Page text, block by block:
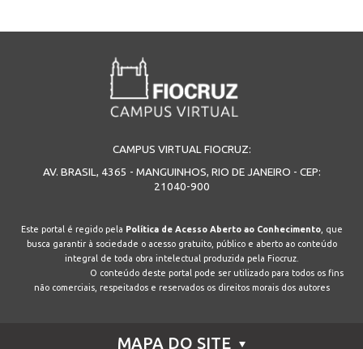
CAMPUS VIRTUAL FIOCRUZ:
AV. BRASIL, 4365 - MANGUINHOS, RIO DE JANEIRO - CEP:
21040-900
Este portal é regido pela Política de Acesso Aberto ao Conhecimento, que
busca garantir à sociedade o acesso gratuito, público e aberto ao conteúdo
integral de toda obra intelectual produzida pela Fiocruz.
O conteúdo deste portal pode ser utilizado para todos os fins
não comerciais, respeitados e reservados os direitos morais dos autores
MAPA DO SITE